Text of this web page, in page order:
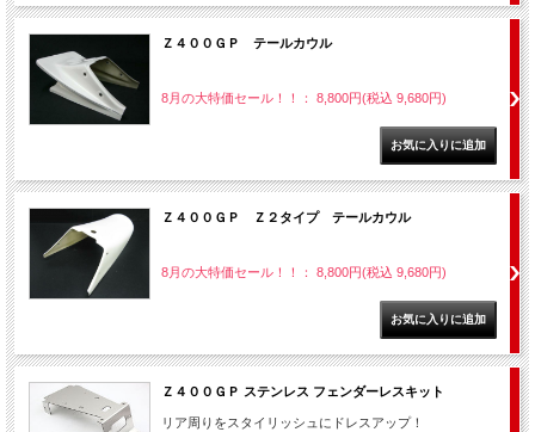
Ｚ４００ＧＰ テールカウル
8月の大特価セール！！： 8,800円(税込 9,680円)
Ｚ４００ＧＰ Ｚ２タイプ テールカウル
8月の大特価セール！！： 8,800円(税込 9,680円)
Ｚ４００ＧＰ ステンレス フェンダーレスキット
リア周りをスタイリッシュにドレスアップ！